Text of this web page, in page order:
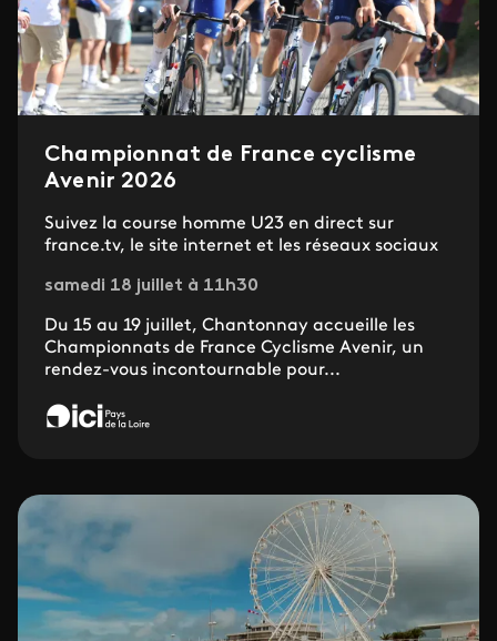
Championnat de France cyclisme
Avenir 2026
Suivez la course homme U23 en direct sur
france.tv, le site internet et les réseaux sociaux
samedi 18 juillet à 11h30
Du 15 au 19 juillet, Chantonnay accueille les
Championnats de France Cyclisme Avenir, un
rendez-vous incontournable pour...